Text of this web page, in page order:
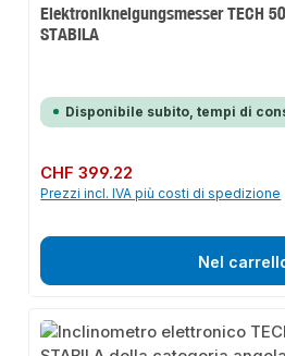
Elektronikneigungsmesser TECH
STABILA
Disponibile subito, tempi di
Prezzo normale:
CHF 399.22
Prezzi incl. IVA più costi di spedizione
Nel